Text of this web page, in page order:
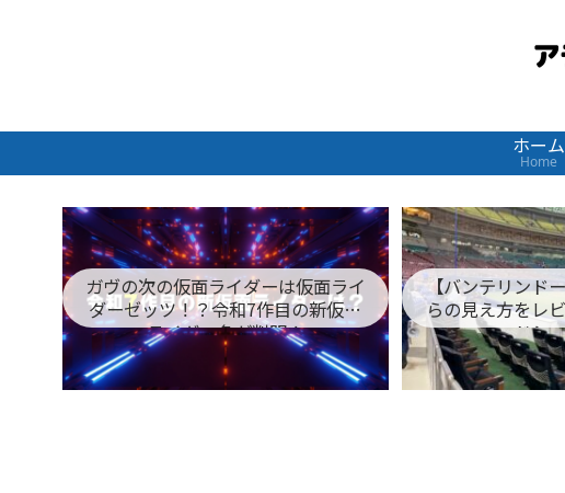
ホーム
Home
ガヴの次の仮面ライダーは仮面ライ
ダーゼッツ！？令和7作目の新仮面
ライダー名が判明！
【バンテリンド
らの見え方をレ
ドシ